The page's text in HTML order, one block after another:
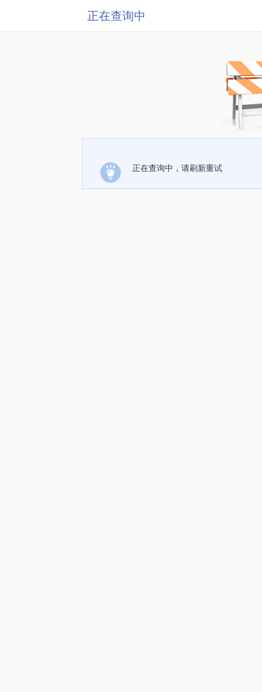
正在查询中
正在查询中，请刷新重试